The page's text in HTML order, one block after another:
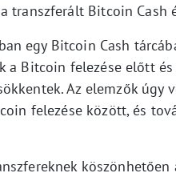
transzferált Bitcoin
egy Bitcoin Cash
a Bitcoin felezése előtt
Az elemzők
felezése között, és